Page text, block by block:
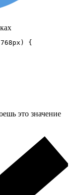
{
это значение